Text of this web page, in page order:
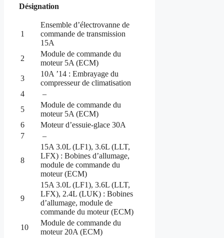
Désignation
1
Ensemble d’électrovanne de
commande de transmission
15A
2
Module de commande du
moteur 5A (ECM)
3
10A ’14 : Embrayage du
compresseur de climatisation
4
–
5
Module de commande du
moteur 5A (ECM)
6
Moteur d’essuie-glace 30A
7
–
8
15A 3.0L (LF1), 3.6L (LLT,
LFX) : Bobines d’allumage,
module de commande du
moteur (ECM)
9
15A 3.0L (LF1), 3.6L (LLT,
LFX), 2.4L (LUK) : Bobines
d’allumage, module de
commande du moteur (ECM)
10
Module de commande du
moteur 20A (ECM)